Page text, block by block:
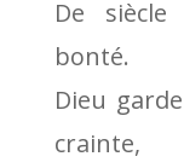
De
bonté.
Dieu
crainte,